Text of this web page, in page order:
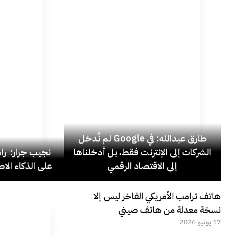
طارق عبدالله: في Google لم نُدخل
الشركات إلى الإنترنت فقط، بل أدخلناها
إلى الاقتصاد الرقمي
نجيب جرار:
على الذكاء
هاتف ترامب الأمريكي الفاخر ليس إلا
نسخة معدلة من هاتف صيني
17 يونيو 2026